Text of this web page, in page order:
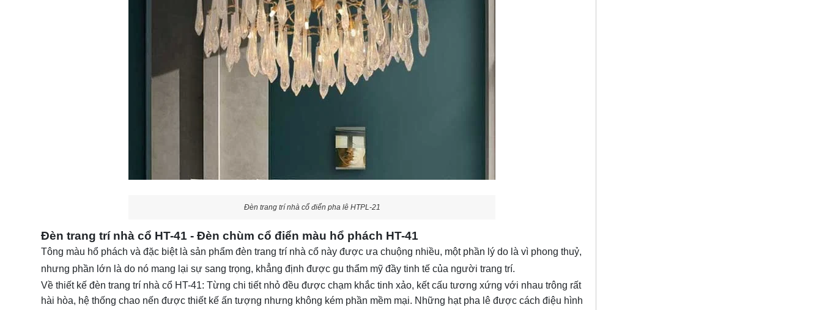
Đèn trang trí nhà cổ điển pha lê HTPL-21
Đèn trang trí nhà cổ HT-41 - Đèn chùm cổ điển màu hổ phách HT-41
Tông màu hổ phách và đặc biệt là sản phẩm đèn trang trí nhà cổ này được ưa chuộng nhiều, một phần lý do là vì phong thuỷ,
nhưng phần lớn là do nó mang lại sự sang trọng, khẳng định được gu thẩm mỹ đầy tinh tế của người trang trí.
Về thiết kế đèn trang trí nhà cổ HT-41: Từng chi tiết nhỏ đều được chạm khắc tinh xảo, kết cấu tương xứng với nhau trông rất
hài hòa, hệ thống chao nến được thiết kế ấn tượng nhưng không kém phần mềm mại. Những hạt pha lê được cách điệu hình